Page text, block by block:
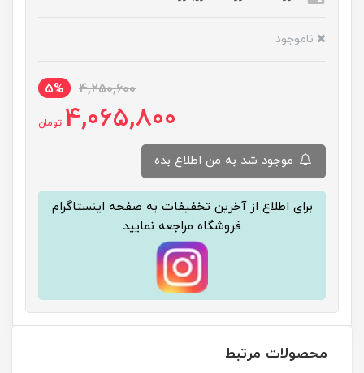
ناموجود
4,250,600
5%
4,065,800 تومان
برای اطلاع از آخرین تخفیفات به صفحه اینستاگرام
فروشگاه مراجعه نمایید
محصولات مرتبط